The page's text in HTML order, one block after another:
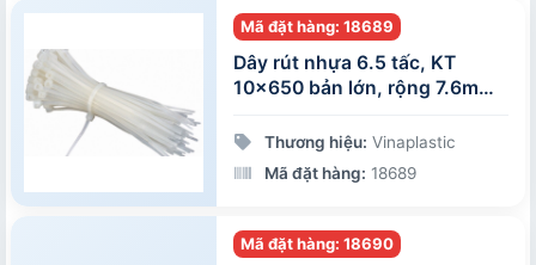
Mã đặt hàng: 18689
Dây rút nhựa 6.5 tấc, KT
10x650 bản lớn, rộng 7.6mm,
Thương hiệu: Vinaplastic
Mã đặt hàng: 18689
Mã đặt hàng: 18690